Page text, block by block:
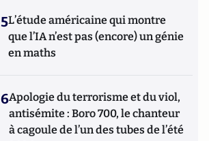
5L’étude américaine qui montre
que l’IA n’est pas (encore) un génie
en maths
6Apologie du terrorisme et du viol,
antisémite : Boro 700, le chanteur
à cagoule de l’un des tubes de l’été